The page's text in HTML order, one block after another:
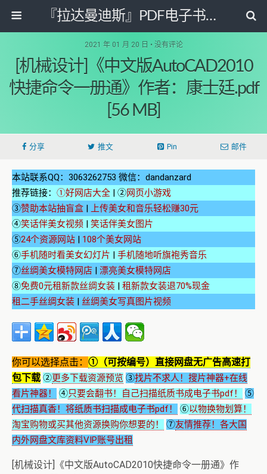
『拉达曼迪斯』PDF电子书阅读网
2021 年 01 月 20 日 • 没有评论
[机械设计]《中文版AutoCAD2010
快捷命令一册通》作者：康士廷.pdf
[56 MB]
分享 推文 Pin 邮件
本站联系QQ：3063262753 微信：dandanzard
推荐链接： ①好网店大全 | ②网页小游戏
③赞助本站抽盲盒 | 上传美女和音乐轻松赚30元
④笑话伴美女视频 | 笑话伴美女图片
⑤24个资源网站 | 108个美女网站
⑥手机随时看美女幻灯片 | 手机随地听旗袍秀音乐
⑦丝绸美女模特网店 | 漂亮美女模特网店
⑧免费0元租新款丝绸女装 | 租新款女装退70%现金
租二手丝绸女装 | 丝绸美女写真图片视频
你可以选择点击： ①（可按编号）直接网盘无广告高速打
包下载 ②更多下载资源预览 ③找片不求人！搜片神器+在线
看片神器！
④只要会翻书！自己扫描纸质书成电子书pdf！
⑤
代扫描真香！将纸质书扫描成电子书pdf！
⑥以物换物划算！
淘宝购物或买其他资源换购你想要的！
⑦友情推荐！各大国
内外网盘文库资料VIP账号出租
[机械设计]《中文版AutoCAD2010快捷命令一册通》作